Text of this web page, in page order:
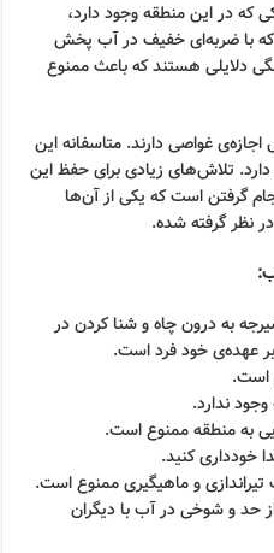
که در این منطقه وجود دارد،
با ضربه‌ای خفیف در آب پخش
دلایلی هستند که باعث ممنوع
غواصی دارند. متاسفانه این
تلاش‌های زیادی برای حفظ این
گرفتن است که یکی از آن‌ها
نظر گرفته شده.
به درون چاه و شنا کردن در
عهده‌ی خود فرد است.
حد و شوخی در آب با دیگران